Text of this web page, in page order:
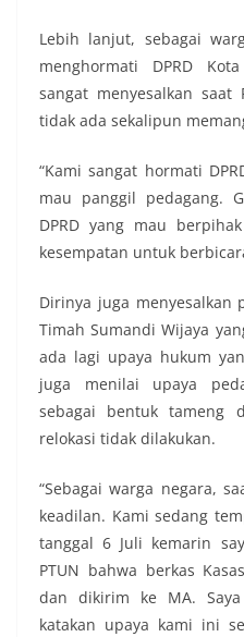
Lebih lanjut, sebagai
menghormati DPRD
sangat menyesalkan saat
tidak ada sekalipun
“Kami sangat hormati
mau panggil pedagang.
DPRD yang mau
kesempatan untuk
Dirinya juga menyesalkan
Timah Sumandi Wijaya
ada lagi upaya hukum
juga menilai upaya
sebagai bentuk tameng
relokasi tidak dilakukan.
“Sebagai warga negara,
keadilan. Kami sedang
tanggal 6 Juli kemarin
PTUN bahwa berkas
dan dikirim ke MA.
katakan upaya kami ini